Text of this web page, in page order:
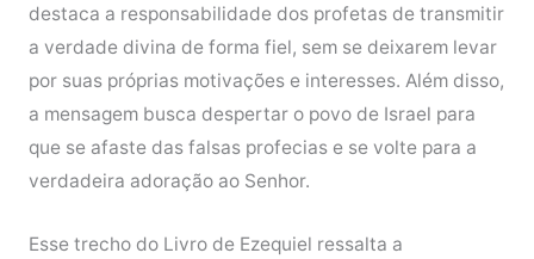
destaca a responsabilidade dos profetas de transmitir
a verdade divina de forma fiel, sem se deixarem levar
por suas próprias motivações e interesses. Além disso,
a mensagem busca despertar o povo de Israel para
que se afaste das falsas profecias e se volte para a
verdadeira adoração ao Senhor.
Esse trecho do Livro de Ezequiel ressalta a